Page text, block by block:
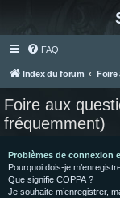
FAQ
Index du forum Foire
Foire aux
fréquemment)
Problèmes de connexion
Pourquoi dois-je
Que signifie COPPA ?
Je souhaite m’enregistrer,